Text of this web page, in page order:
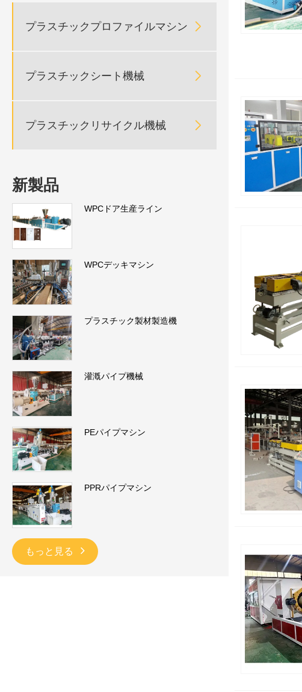
プラスチックプロファイルマシン 
プラスチックシート機械 
プラスチックリサイクル機械 
新製品
WPCドア生産ライン
WPCデッキマシン
プラスチック製材製造機
灌漑パイプ機械
PEパイプマシン
PPRパイプマシン
もっと見る